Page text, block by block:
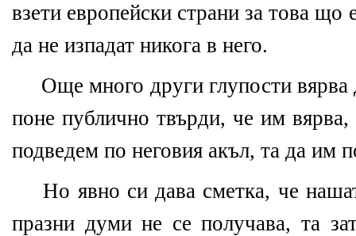
взети европейски страни за това що
да не изпадат никога в него.
Още много други глупости
поне публично твърди, че им
подведем по неговия акъл, та да им
Но явно си дава сметка, че
празни думи не се получава, та